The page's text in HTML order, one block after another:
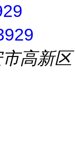
高新区